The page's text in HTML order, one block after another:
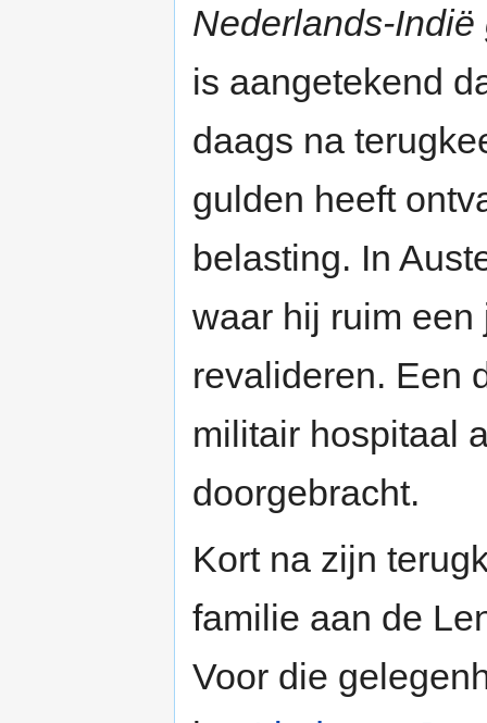
Nederlands-
is aangetekend
daags na
gulden heeft
belasting. In
waar hij ruim
revalideren. Een
militair hospitaal
doorgebracht.
Kort na zijn
familie aan de
Voor die